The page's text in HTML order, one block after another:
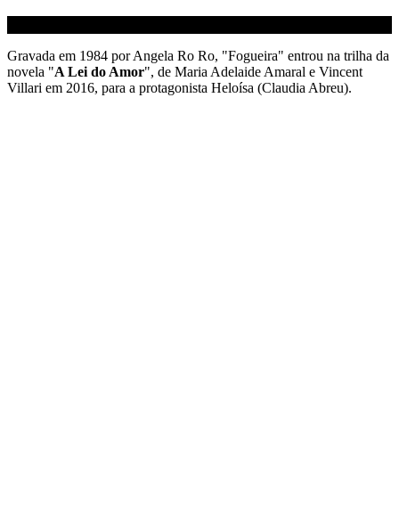
Gravada em 1984 por Angela Ro Ro, "Fogueira" entrou na trilha da
novela "A Lei do Amor", de Maria Adelaide Amaral e Vincent
Villari em 2016, para a protagonista Heloísa (Claudia Abreu).